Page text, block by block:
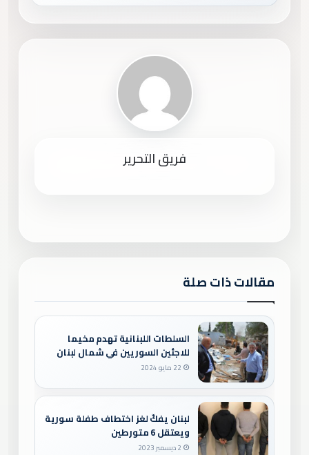
فريق التحرير
مقالات ذات صلة
السلطات اللبنانية تهدم مخيما
للاجئين السوريين في شمال لبنان
22 مايو 2024
لبنان يفكّ لغز اختطاف طفلة سورية
ويعتقل 6 متورطين
2 ديسمبر 2023